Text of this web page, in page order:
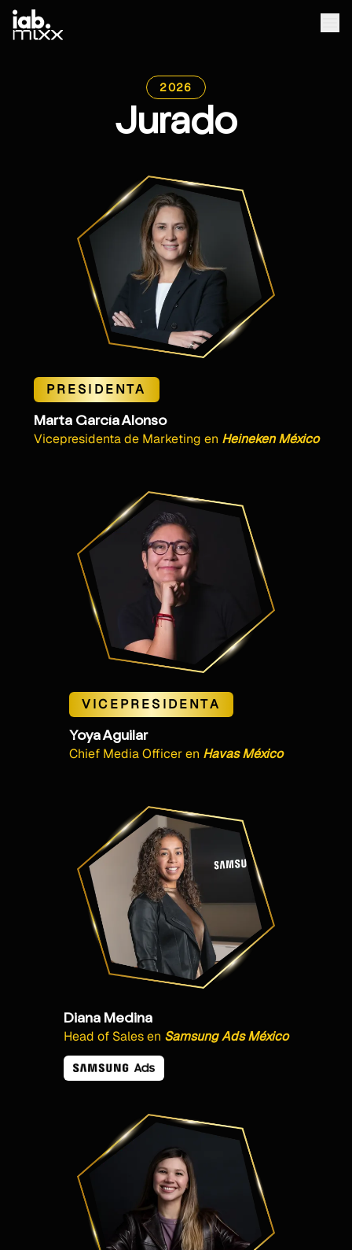
2026
Jurado
PRESIDENTA
Marta García Alonso
Vicepresidenta de Marketing en Heineken México
VICEPRESIDENTA
Yoya Aguilar
Chief Media Officeren Havas México
Diana Medina
Head of Salesen Samsung Ads México